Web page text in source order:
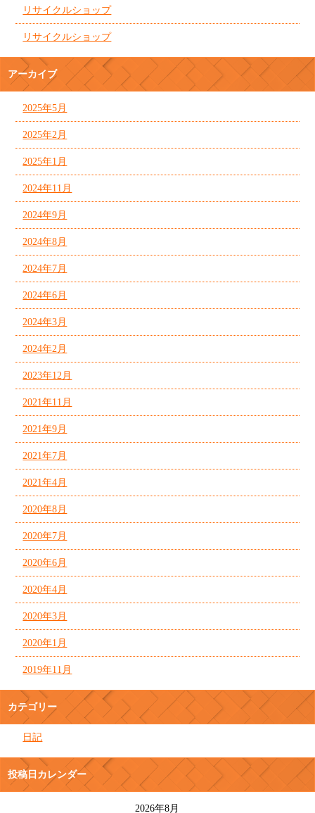
リサイクルショップ
リサイクルショップ
アーカイブ
2025年5月
2025年2月
2025年1月
2024年11月
2024年9月
2024年8月
2024年7月
2024年6月
2024年3月
2024年2月
2023年12月
2021年11月
2021年9月
2021年7月
2021年4月
2020年8月
2020年7月
2020年6月
2020年4月
2020年3月
2020年1月
2019年11月
カテゴリー
日記
投稿日カレンダー
2026年8月